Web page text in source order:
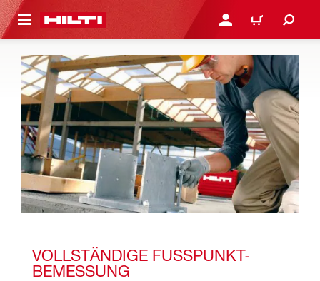
ANMELDEN ODER
WARENKORB
VOLLSTÄNDIGE FUSSPUNKT-B
EMESSUNG